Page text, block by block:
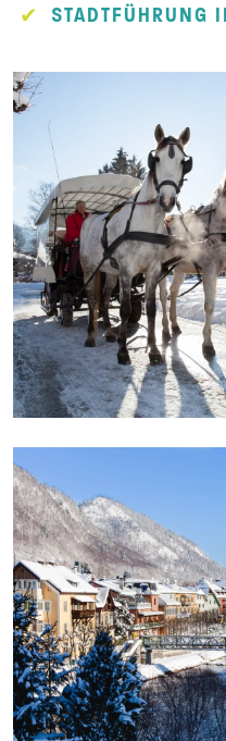
STADTFÜHRUNG